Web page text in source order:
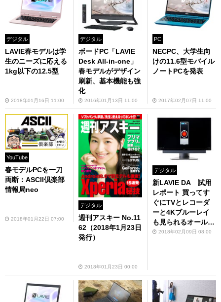
デジタル
LAVIE春モデルは学
生のニーズに応える
1kg以下の12.5型
2018年01月16日 11:00
デジタル
ボードPC「LAVIE
Desk All-in-one」
春モデルがデザイン
刷新、基本機能も強
化
2016年01月13日 11:00
PC
NECPC、大学生向
けの11.6型モバイル
ノートPCを発表
2017年02月07日 11:00
YouTube
春モデルPCを一刀
両断：ASCII倶楽部
情報局neo
2018年01月22日 07:00
デジタル
週刊アスキー No.11
62（2018年1月23日
発行）
2018年01月23日 00:00
デジタル
新LAVIE DA 試用
レポート 買ってす
ぐにTVとレコーダ
ーと4Kブルーレイ
も見られるオールイ
ンワンPCが便利す
2018年02月09日 08:00